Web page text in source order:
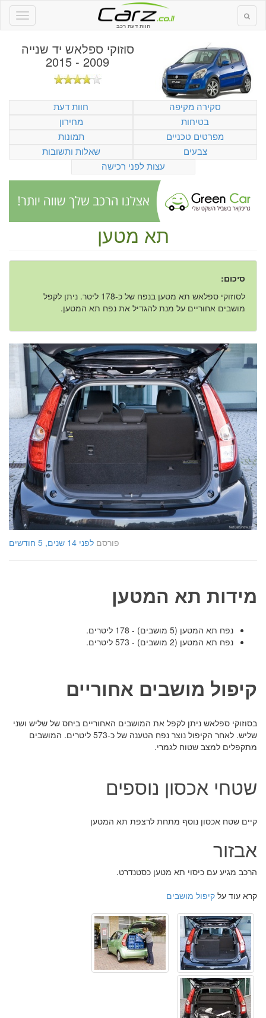
חוות דעת רכב
סוזוקי ספלאש יד שנייה
2009 - 2015
סקירה מקיפה
חוות דעת
בטיחות
מחירון
מפרטים טכניים
תמונות
צבעים
שאלות ותשובות
עצות לפני רכישה
תא מטען
סיכום:
לסוזוקי ספלאש תא מטען בנפח של כ-178 ליטר. ניתן לקפל
מושבים אחוריים על מנת להגדיל את נפח תא המטען.
פורסם לפני 14 שנים, 5 חודשים
מידות תא המטען
נפח תא המטען (5 מושבים) - 178 ליטרים.
נפח תא המטען (2 מושבים) - 573 ליטרים.
קיפול מושבים אחוריים
בסוזוקי ספלאש ניתן לקפל את המושבים האחוריים ביחס של שליש ושני
שליש. לאחר הקיפול נוצר נפח הטענה של כ-573 ליטרים. המושבים
מתקפלים למצב שטוח לגמרי.
שטחי אכסון נוספים
קיים שטח אכסון נוסף מתחת לרצפת תא המטען
אבזור
הרכב מגיע עם כיסוי תא מטען כסטנדרט.
קרא עוד על קיפול מושבים